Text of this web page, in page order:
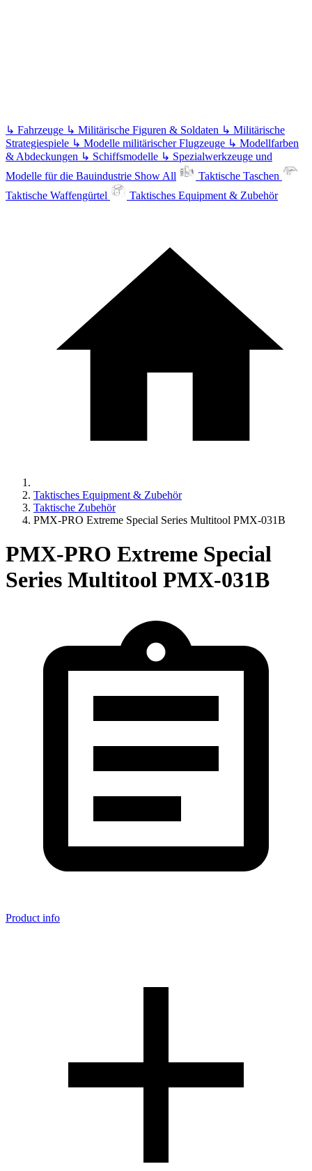
↳ Fahrzeuge ↳ Militärische Figuren & Soldaten ↳ Militärische
Strategiespiele ↳ Modelle militärischer Flugzeuge ↳ Modellfarben
& Abdeckungen ↳ Schiffsmodelle ↳ Spezialwerkzeuge und
Modelle für die Bauindustrie Show All
Taktische Taschen
Taktische Waffengürtel
Taktisches Equipment & Zubehör
Taktisches Equipment & Zubehör
Taktische Zubehör
PMX-PRO Extreme Special Series Multitool PMX-031B
PMX-PRO Extreme Special
Series Multitool PMX-031B
Product info